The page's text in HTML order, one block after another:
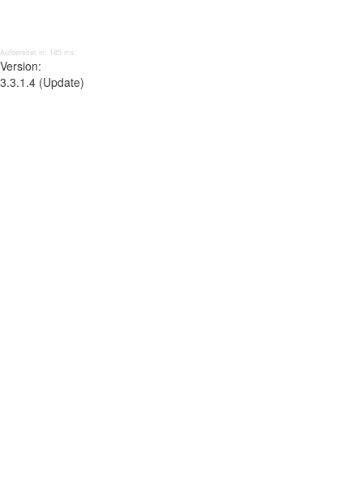
Aufbereitet in: 185 ms;
Version:
3.3.1.4 (Update)